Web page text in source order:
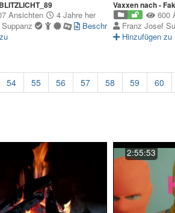
Ansichten
4 Jahre her
Beschreibung
Vaxxen nach -
600
Franz Josef
Hinzufügen zu
54 55 56 57 58 59 60
2:55:53